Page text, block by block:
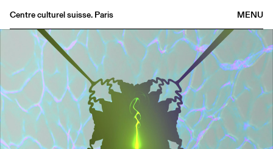
MENU
Centre culturel suisse. Paris
Agenda
Librairie
Buvette
Archives
Médiathèque
Éditions